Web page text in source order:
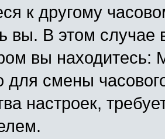
к другому
вы. В этом
вы
для смены
настроек,